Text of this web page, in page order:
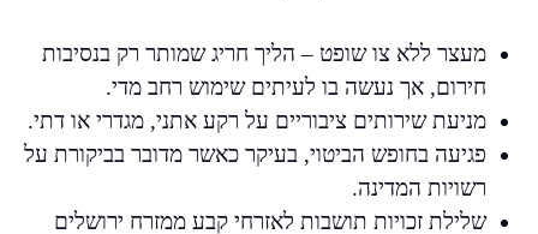
מעצר ללא צו שופט – הליך חריג שמותר רק בנסיבות
חירום, אך נעשה בו לעיתים שימוש רחב מדי.
מניעת שירותים ציבוריים על רקע אתני, מגדרי או דתי.
פגיעה בחופש הביטוי, בעיקר כאשר מדובר בביקורת על
רשויות המדינה.
שלילת זכויות תושבות לאזרחי קבע ממזרח ירושלים